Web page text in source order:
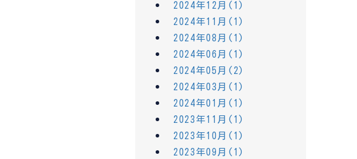
2024年12月(1)
2024年11月(1)
2024年08月(1)
2024年06月(1)
2024年05月(2)
2024年03月(1)
2024年01月(1)
2023年11月(1)
2023年10月(1)
2023年09月(1)